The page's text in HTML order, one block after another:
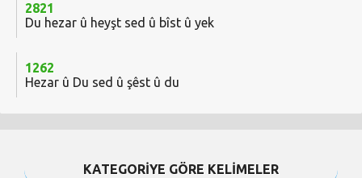
2821
Du hezar û heyşt sed û bîst û yek
1262
Hezar û Du sed û şêst û du
KATEGORİYE GÖRE KELİMELER